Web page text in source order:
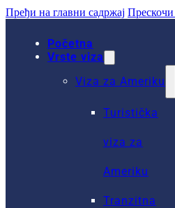
Пређи на главни садржај
Početna
Vrste viza
Viza za Ameriku
Turistička
viza za
Ameriku
Tranzitna